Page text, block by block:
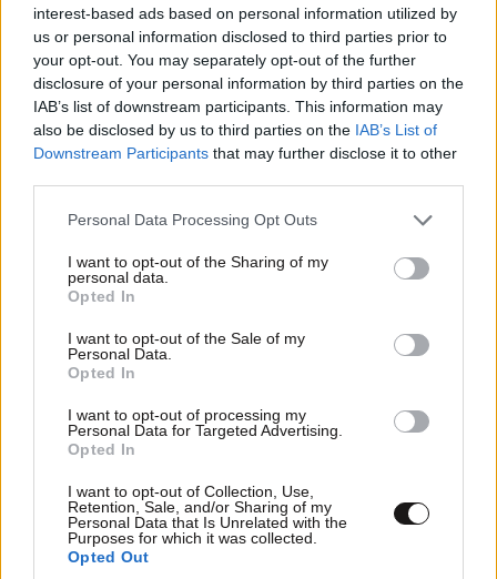
interest-based ads based on personal information utilized by
us or personal information disclosed to third parties prior to
your opt-out. You may separately opt-out of the further
disclosure of your personal information by third parties on the
IAB’s list of downstream participants. This information may
also be disclosed by us to third parties on the IAB’s List of
Downstream Participants that may further disclose it to other
Please note that this website/app uses one or more Google
not limited to your visit or usage behaviour. You may click to
grant or deny consent to Google and its third-party tags to
use your data for below specified purposes in below Google
consent section.
Personal Data Processing Opt Outs
I want to opt-out of the Sharing of my
personal data.
Opted In
I want to opt-out of the Sale of my
Personal Data.
Opted In
I want to opt-out of processing my
Personal Data for Targeted Advertising.
Opted In
I want to opt-out of Collection, Use,
Retention, Sale, and/or Sharing of my
Personal Data that Is Unrelated with the
Purposes for which it was collected.
Opted Out
Κ. Χατδηδάκης: Άκυρες οι εγκύκλιοι που δεν
έχουν δημοσιευτεί στις ιστοσελίδες των
φορέων – Τι θα ισχύει από 1η Οκτωβρίου
Διπλή παρουσία του Αλέξη Τσίπρα στη ΔΕΘ με
επίκεντρο το οικονομικό πρόγραμμα της ΕΛΑΣ